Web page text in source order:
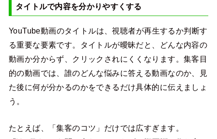
タイトルで内容を分かりやすくする
YouTube動画のタイトルは、視聴者が再生するか判断す
る重要な要素です。タイトルが曖昧だと、どんな内容の
動画か分からず、クリックされにくくなります。集客目
的の動画では、誰のどんな悩みに答える動画なのか、見
た後に何が分かるのかをできるだけ具体的に伝えましょ
う。
たとえば、「集客のコツ」だけでは広すぎます。